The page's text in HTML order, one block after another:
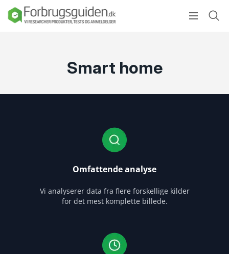
Smart home
Omfattende analyse
Vi analyserer data fra flere forskellige kilder
for det mest komplette billede.